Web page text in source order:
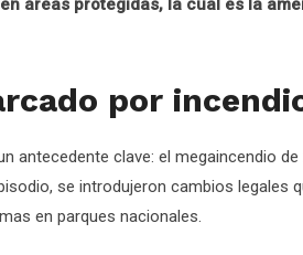
áreas protegidas, la cual es la
por
antecedente clave: el megaincendio
se introdujeron cambios legales
en parques nacionales.